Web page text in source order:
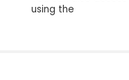
using the